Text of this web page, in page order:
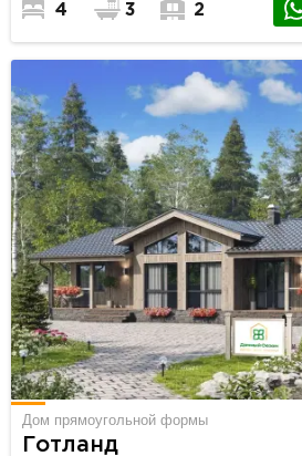
4 3 2
Дом прямоугольной формы
Готланд